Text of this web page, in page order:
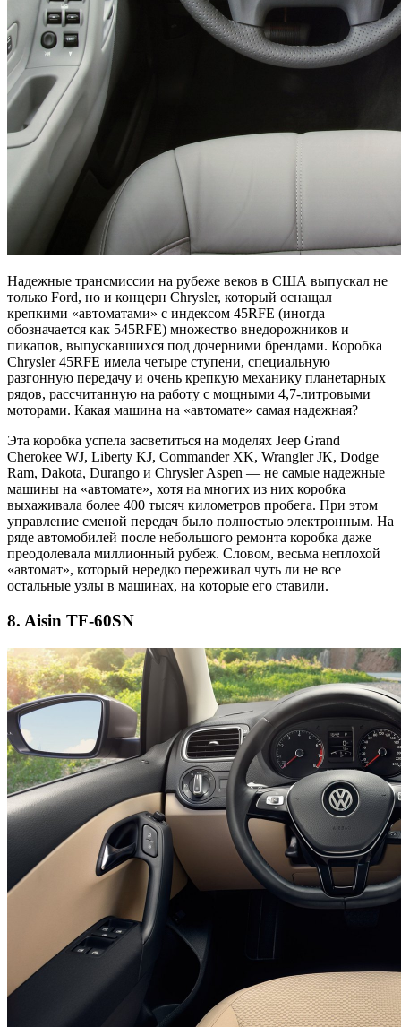
Надежные трансмиссии на рубеже веков в США выпускал не
только Ford, но и концерн Chrysler, который оснащал
крепкими «автоматами» с индексом 45RFE (иногда
обозначается как 545RFE) множество внедорожников и
пикапов, выпускавшихся под дочерними брендами. Коробка
Chrysler 45RFE имела четыре ступени, специальную
разгонную передачу и очень крепкую механику планетарных
рядов, рассчитанную на работу с мощными 4,7-литровыми
моторами. Какая машина на «автомате» самая надежная?
Эта коробка успела засветиться на моделях Jeep Grand
Cherokee WJ, Liberty KJ, Commander XK, Wrangler JK, Dodge
Ram, Dakota, Durango и Chrysler Aspen — не самые надежные
машины на «автомате», хотя на многих из них коробка
выхаживала более 400 тысяч километров пробега. При этом
управление сменой передач было полностью электронным. На
ряде автомобилей после небольшого ремонта коробка даже
преодолевала миллионный рубеж. Словом, весьма неплохой
«автомат», который нередко переживал чуть ли не все
остальные узлы в машинах, на которые его ставили.
8. Aisin TF-60SN